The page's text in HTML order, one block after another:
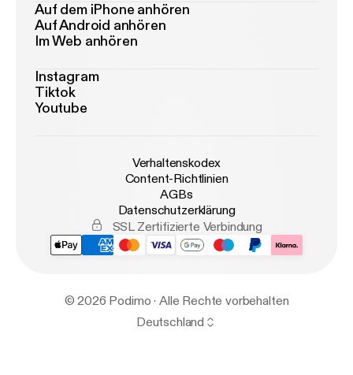
Auf dem iPhone anhören
Auf Android anhören
Im Web anhören
Instagram
Tiktok
Youtube
Verhaltenskodex
Content-Richtlinien
AGBs
Datenschutzerklärung
SSL Zertifizierte Verbindung
© 2026 Podimo · Alle Rechte vorbehalten
Deutschland